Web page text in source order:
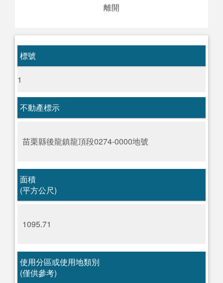
離開
標號
1
不動產標示
苗栗縣後龍鎮龍頂段0274-0000地號
面積
(平方公尺)
1095.71
使用分區或使用地類別
(僅供參考)